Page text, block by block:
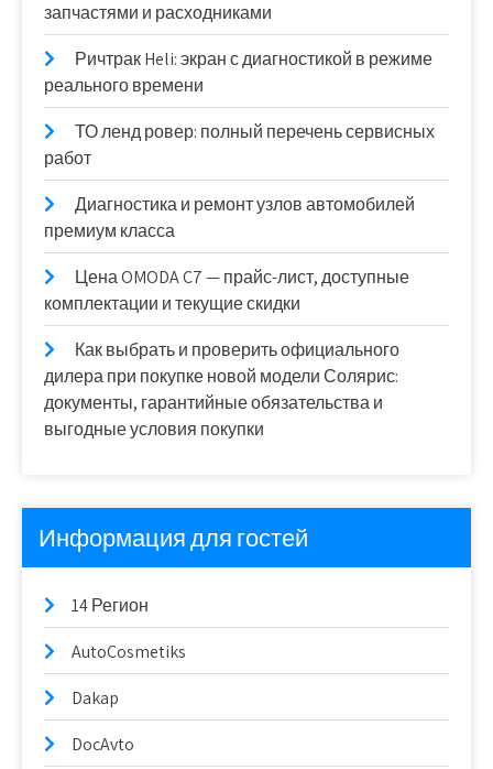
запчастями и расходниками
Ричтрак Heli: экран с диагностикой в режиме
реального времени
ТО ленд ровер: полный перечень сервисных
работ
Диагностика и ремонт узлов автомобилей
премиум класса
Цена OMODA C7 — прайс-лист, доступные
комплектации и текущие скидки
Как выбрать и проверить официального
дилера при покупке новой модели Солярис:
документы, гарантийные обязательства и
выгодные условия покупки
Информация для гостей
14 Регион
AutoCosmetiks
Dakap
DocAvto